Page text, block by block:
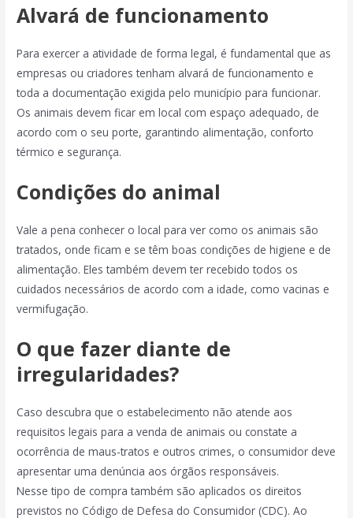
Alvará de funcionamento
Para exercer a atividade de forma legal, é fundamental que as
empresas ou criadores tenham alvará de funcionamento e
toda a documentação exigida pelo município para funcionar.
Os animais devem ficar em local com espaço adequado, de
acordo com o seu porte, garantindo alimentação, conforto
térmico e segurança.
Condições do animal
Vale a pena conhecer o local para ver como os animais são
tratados, onde ficam e se têm boas condições de higiene e de
alimentação. Eles também devem ter recebido todos os
cuidados necessários de acordo com a idade, como vacinas e
vermifugação.
O que fazer diante de
irregularidades?
Caso descubra que o estabelecimento não atende aos
requisitos legais para a venda de animais ou constate a
ocorrência de maus-tratos e outros crimes, o consumidor deve
apresentar uma denúncia aos órgãos responsáveis.
Nesse tipo de compra também são aplicados os direitos
previstos no Código de Defesa do Consumidor (CDC). Ao